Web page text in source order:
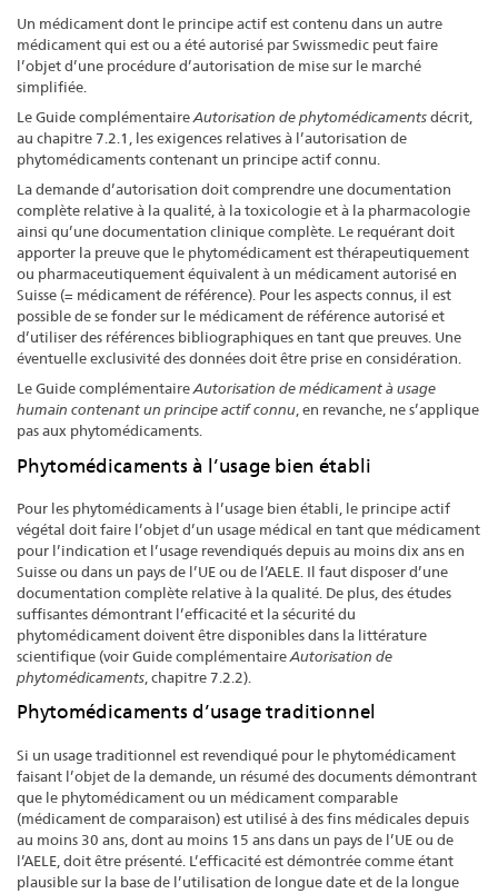
Un médicament dont le principe actif est contenu dans un autre
médicament qui est ou a été autorisé par Swissmedic peut faire
l’objet d’une procédure d’autorisation de mise sur le marché
simplifiée.
Le Guide complémentaireAutorisation de phytomédicamentsdécrit,
au chapitre 7.2.1, les exigences relatives à l’autorisation de
phytomédicaments contenant un principe actif connu.
La demande d’autorisation doit comprendre une documentation
complète relative à la qualité, à la toxicologie et à la pharmacologie
ainsi qu’une documentation clinique complète. Le requérant doit
apporter la preuve que le phytomédicament est thérapeutiquement
ou pharmaceutiquement équivalent à un médicament autorisé en
Suisse (= médicament de référence). Pour les aspects connus, il est
possible de se fonder sur le médicament de référence autorisé et
d’utiliser des références bibliographiques en tant que preuves. Une
éventuelle exclusivité des données doit être prise en considération.
Le Guide complémentaireAutorisation de médicament à usage
humain contenant un principe actif connu , en revanche, ne s’applique
pas aux phytomédicaments.
Phytomédicaments à l’usage bien établi
Pour les phytomédicaments à l’usage bien établi, le principe actif
végétal doit faire l’objet d’un usage médical en tant que médicament
pour l’indication et l’usage revendiqués depuis au moins dix ans en
Suisse ou dans un pays de l’UE ou de l’AELE. Il faut disposer d’une
documentation complète relative à la qualité. De plus, des études
suffisantes démontrant l’efficacité et la sécurité du
phytomédicament doivent être disponibles dans la littérature
scientifique (voir Guide complémentaireAutorisation de
phytomédicaments , chapitre 7.2.2).
Phytomédicaments d’usage traditionnel
Si un usage traditionnel est revendiqué pour le phytomédicament
faisant l’objet de la demande, un résumé des documents démontrant
que le phytomédicament ou un médicament comparable
(médicament de comparaison) est utilisé à des fins médicales depuis
au moins 30 ans, dont au moins 15 ans dans un pays de l’UE ou de
l’AELE, doit être présenté. L’efficacité est démontrée comme étant
plausible sur la base de l’utilisation de longue date et de la longue